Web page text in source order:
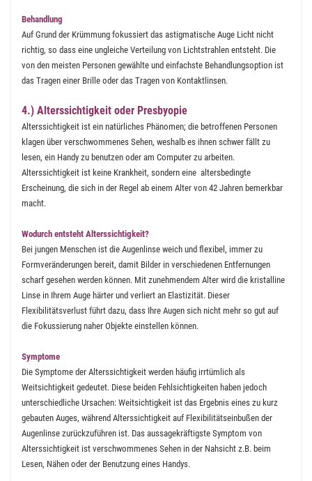
Behandlung
Auf Grund der Krümmung fokussiert das astigmatische Auge Licht nicht
richtig, so dass eine ungleiche Verteilung von Lichtstrahlen entsteht. Die
von den meisten Personen gewählte und einfachste Behandlungsoption ist
das Tragen einer Brille oder das Tragen von Kontaktlinsen.
4.) Alterssichtigkeit oder Presbyopie
Alterssichtigkeit ist ein natürliches Phänomen; die betroffenen Personen
klagen über verschwommenes Sehen, weshalb es ihnen schwer fällt zu
lesen, ein Handy zu benutzen oder am Computer zu arbeiten.
Alterssichtigkeit ist keine Krankheit, sondern eine altersbedingte
Erscheinung, die sich in der Regel ab einem Alter von 42 Jahren bemerkbar
macht.
Wodurch entsteht Alterssichtigkeit?
Bei jungen Menschen ist die Augenlinse weich und flexibel, immer zu
Formveränderungen bereit, damit Bilder in verschiedenen Entfernungen
scharf gesehen werden können. Mit zunehmendem Alter wird die kristalline
Linse in Ihrem Auge härter und verliert an Elastizität. Dieser
Flexibilitätsverlust führt dazu, dass Ihre Augen sich nicht mehr so gut auf
die Fokussierung naher Objekte einstellen können.
Symptome
Die Symptome der Alterssichtigkeit werden häufig irrtümlich als
Weitsichtigkeit gedeutet. Diese beiden Fehlsichtigkeiten haben jedoch
unterschiedliche Ursachen: Weitsichtigkeit ist das Ergebnis eines zu kurz
gebauten Auges, während Alterssichtigkeit auf Flexibilitätseinbußen der
Augenlinse zurückzuführen ist. Das aussagekräftigste Symptom von
Alterssichtigkeit ist verschwommenes Sehen in der Nahsicht z.B. beim
Lesen, Nähen oder der Benutzung eines Handys.